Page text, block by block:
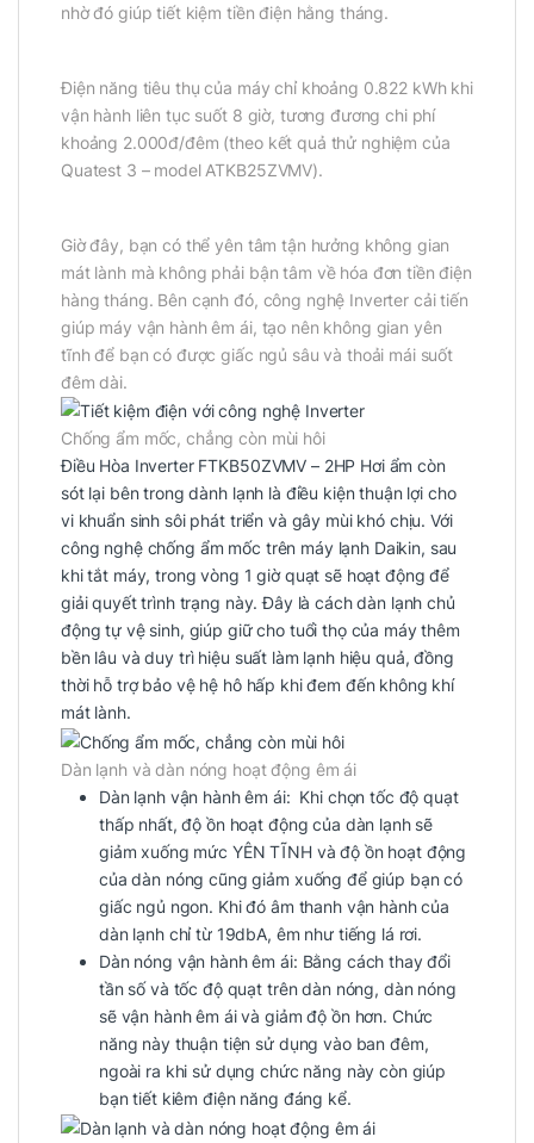
nhờ đó giúp tiết kiệm tiền điện hằng tháng.
Điện năng tiêu thụ của máy chỉ khoảng 0.822 kWh khi
vận hành liên tục suốt 8 giờ, tương đương chi phí
khoảng 2.000đ/đêm (theo kết quả thử nghiệm của
Quatest 3 – model ATKB25ZVMV).
Giờ đây, bạn có thể yên tâm tận hưởng không gian
mát lành mà không phải bận tâm về hóa đơn tiền điện
hàng tháng. Bên cạnh đó, công nghệ Inverter cải tiến
giúp máy vận hành êm ái, tạo nên không gian yên
tĩnh để bạn có được giấc ngủ sâu và thoải mái suốt
đêm dài.
Chống ẩm mốc, chẳng còn mùi hôi
Điều Hòa Inverter FTKB50ZVMV – 2HP Hơi ẩm còn
sót lại bên trong dành lạnh là điều kiện thuận lợi cho
vi khuẩn sinh sôi phát triển và gây mùi khó chịu. Với
công nghệ chống ẩm mốc trên máy lạnh Daikin, sau
khi tắt máy, trong vòng 1 giờ quạt sẽ hoạt động để
giải quyết trình trạng này. Đây là cách dàn lạnh chủ
động tự vệ sinh, giúp giữ cho tuổi thọ của máy thêm
bền lâu và duy trì hiệu suất làm lạnh hiệu quả, đồng
thời hỗ trợ bảo vệ hệ hô hấp khi đem đến không khí
mát lành.
Dàn lạnh và dàn nóng hoạt động êm ái
Dàn lạnh vận hành êm ái: Khi chọn tốc độ quạt
thấp nhất, độ ồn hoạt động của dàn lạnh sẽ
giảm xuống mức YÊN TĨNH và độ ồn hoạt động
của dàn nóng cũng giảm xuống để giúp bạn có
giấc ngủ ngon. Khi đó âm thanh vận hành của
dàn lạnh chỉ từ 19dbA, êm như tiếng lá rơi.
Dàn nóng vận hành êm ái: Bằng cách thay đổi
tần số và tốc độ quạt trên dàn nóng, dàn nóng
sẽ vận hành êm ái và giảm độ ồn hơn. Chức
năng này thuận tiện sử dụng vào ban đêm,
ngoài ra khi sử dụng chức năng này còn giúp
bạn tiết kiêm điện năng đáng kể.